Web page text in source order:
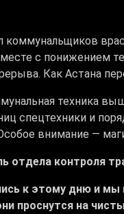
коммунальщиков
с понижением
Как Астана
техника
спецтехники и
внимание —
отдела контроля
к этому дню и
проснутся на